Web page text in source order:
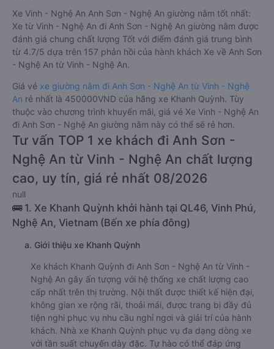
Xe Vinh - Nghệ An Anh Sơn - Nghệ An giường nằm tốt nhất:
Xe từ Vinh - Nghệ An đi Anh Sơn - Nghệ An giường nằm được
đánh giá chung chất lượng Tốt với điểm đánh giá trung bình
từ 4.7/5 dựa trên 157 phản hồi của hành khách Xe về Anh Sơn
- Nghệ An từ Vinh - Nghệ An.
Giá vé xe giường nằm đi Anh Sơn - Nghệ An từ Vinh - Nghệ
An rẻ nhất là 450000VND của hãng xe Khanh Quỳnh. Tùy
thuộc vào chương trình khuyến mãi, giá vé Xe Vinh - Nghệ An
đi Anh Sơn - Nghệ An giường nằm này có thể sẽ rẻ hơn.
Tư vấn TOP 1 xe khách đi Anh Sơn -
Nghệ An từ Vinh - Nghệ An chất lượng
cao, uy tín, giá rẻ nhất 08/2026
null
🚌 1. Xe Khanh Quỳnh khởi hành tại QL46, Vinh Phú,
Nghệ An, Vietnam (Bến xe phía đông)
a. Giới thiệu xe Khanh Quỳnh
Xe khách Khanh Quỳnh đi Anh Sơn - Nghệ An từ Vinh -
Nghệ An gây ấn tượng với hệ thống xe chất lượng cao
cấp nhất trên thị trường. Nội thất được thiết kế hiện đại,
không gian xe rộng rãi, thoải mái, được trang bị đầy đủ
tiện nghi phục vụ nhu cầu nghỉ ngơi và giải trí của hành
khách. Nhà xe Khanh Quỳnh phục vụ đa dạng dòng xe
với tần suất chuyến dày đặc. Tự hào có thể đáp ứng